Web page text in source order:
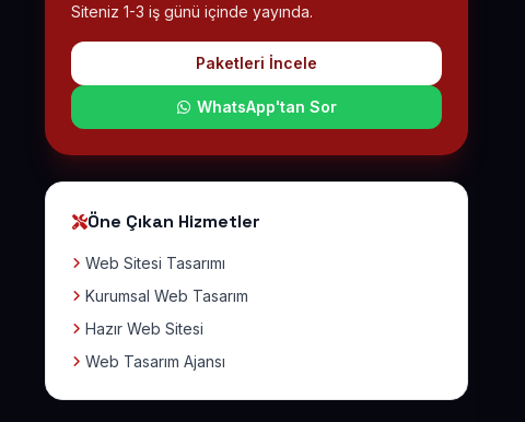
Siteniz 1-3 iş günü içinde yayında.
Paketleri İncele
WhatsApp'tan Sor
Öne Çıkan Hizmetler
Web Sitesi Tasarımı
Kurumsal Web Tasarım
Hazır Web Sitesi
Web Tasarım Ajansı